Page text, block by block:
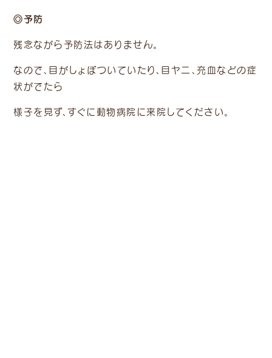
◎予防
残念ながら予防法はありません。
なので、目がしょぼついていたり、目ヤニ、充血などの症
状がでたら
様子を見ず、すぐに動物病院に来院してください。